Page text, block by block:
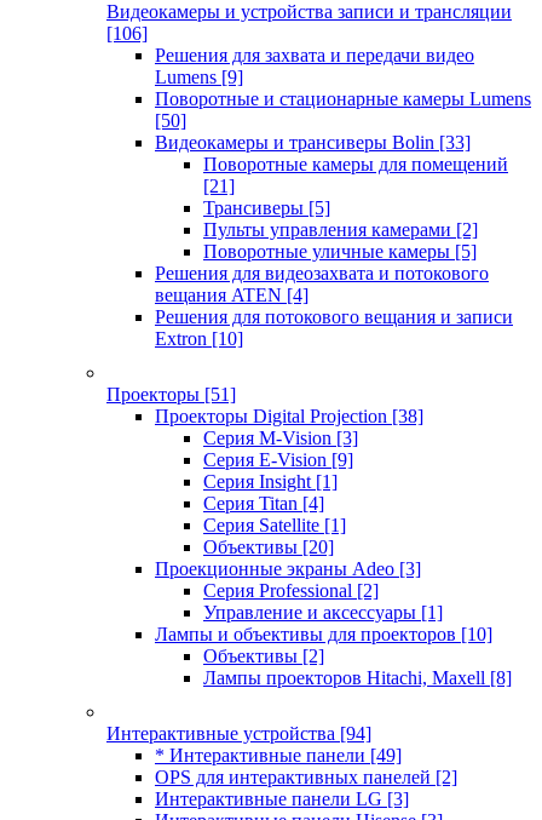
Видеокамеры и устройства записи и трансляции
[106]
Решения для захвата и передачи видео
Lumens [9]
Поворотные и стационарные камеры Lumens
[50]
Видеокамеры и трансиверы Bolin [33]
Поворотные камеры для помещений
[21]
Трансиверы [5]
Пульты управления камерами [2]
Поворотные уличные камеры [5]
Решения для видеозахвата и потокового
вещания ATEN [4]
Решения для потокового вещания и записи
Extron [10]
Проекторы [51]
Проекторы Digital Projection [38]
Серия M-Vision [3]
Серия E-Vision [9]
Серия Insight [1]
Серия Titan [4]
Серия Satellite [1]
Объективы [20]
Проекционные экраны Adeo [3]
Серия Professional [2]
Управление и аксессуары [1]
Лампы и объективы для проекторов [10]
Объективы [2]
Лампы проекторов Hitachi, Maxell [8]
Интерактивные устройства [94]
* Интерактивные панели [49]
OPS для интерактивных панелей [2]
Интерактивные панели LG [3]